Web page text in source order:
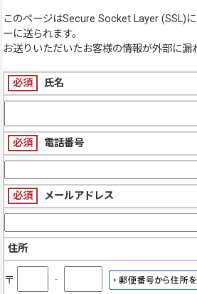
このページはSecure Socket Layer (SSL)
ーに送られます。
お送りいただいたお客様の情報が外部に漏
必須 氏名
必須 電話番号
必須 メールアドレス
住所
〒 ‐